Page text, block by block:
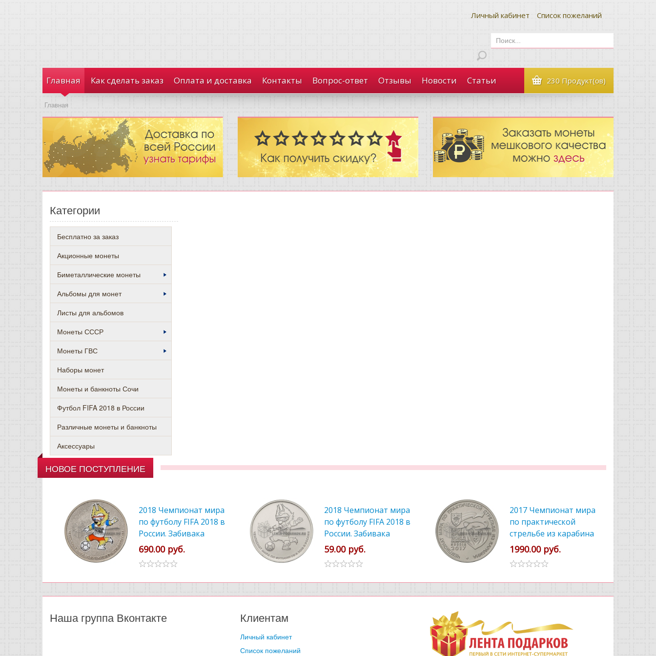
Личный кабинет Список пожеланий
Главная Как сделать заказ Оплата и доставка Контакты Вопрос-ответ Отзывы Новости Статьи 230 Продукт(ов)
Главная
Категории
Бесплатно за заказ
Акционные монеты
Биметаллические монеты
Альбомы для монет
Листы для альбомов
Монеты СССР
Монеты ГВС
Наборы монет
Монеты и банкноты Сочи
Футбол FIFA 2018 в России
Различные монеты и банкноты
Аксессуары
НОВОЕ ПОСТУПЛЕНИЕ
2018 Чемпионат мира
по футболу FIFA 2018 в
России. Забивака
цветной
690.00 руб.
2018 Чемпионат мира
по футболу FIFA 2018 в
России. Забивака
59.00 руб.
2017 Чемпионат мира
по практической
стрельбе из карабина
1990.00 руб.
Наша группа Вконтакте Клиентам
Личный кабинет
Список пожеланий